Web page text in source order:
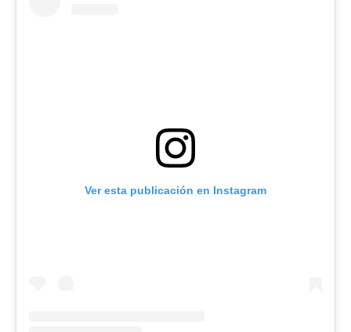
Ver esta publicación en Instagram